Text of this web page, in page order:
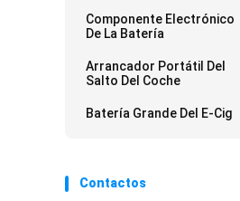
Componente Electrónico
De La Batería
Arrancador Portátil Del
Salto Del Coche
Batería Grande Del E-Cig
Contactos